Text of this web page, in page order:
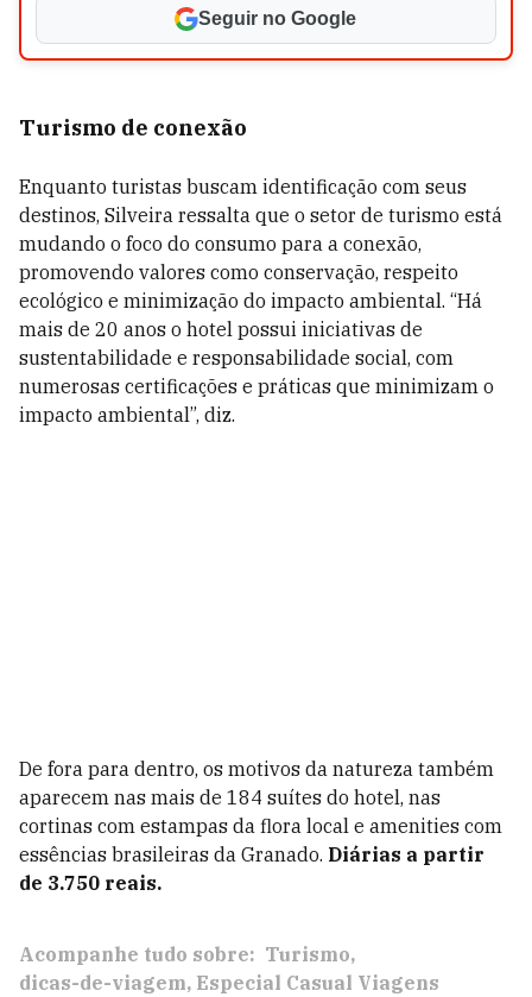
Seguir no Google
Turismo de conexão
Enquanto turistas buscam identificação com seus
destinos, Silveira ressalta que o setor de turismo está
mudando o foco do consumo para a conexão,
promovendo valores como conservação, respeito
ecológico e minimização do impacto ambiental. “Há
mais de 20 anos o hotel possui iniciativas de
sustentabilidade e responsabilidade social, com
numerosas certificações e práticas que minimizam o
impacto ambiental”, diz.
De fora para dentro, os motivos da natureza também
aparecem nas mais de 184 suítes do hotel, nas
cortinas com estampas da flora local e amenities com
essências brasileiras da Granado. Diárias a partir
de 3.750 reais.
Acompanhe tudo sobre: Turismo
dicas-de-viagem Especial Casual Viagens